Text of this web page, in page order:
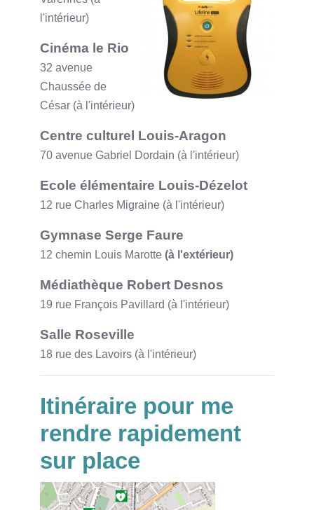
l'intérieur)
Cinéma le Rio
32 avenue
Chaussée de
César (à l'intérieur)
Centre culturel Louis-Aragon
70 avenue Gabriel Dordain (à l'intérieur)
Ecole élémentaire Louis-Dézelot
12 rue Charles Migraine (à l'intérieur)
Gymnase Serge Faure
12 chemin Louis Marotte (à l'extérieur)
Médiathèque Robert Desnos
19 rue François Pavillard (à l'intérieur)
Salle Roseville
18 rue des Lavoirs (à l'intérieur)
Itinéraire pour me
rendre rapidement
sur place